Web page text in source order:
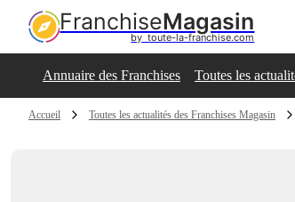
FranchiseMagasin
by  toute-la-franchise.com
Annuaire des Franchises Toutes les
Accueil Toutes les actualités des Franchises Magasin